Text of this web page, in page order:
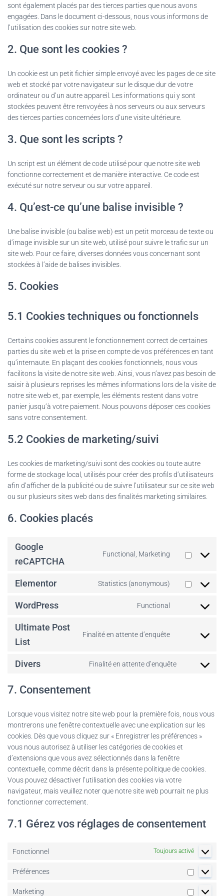
sont également placés par des tierces parties que nous avons
engagées. Dans le document ci-dessous, nous vous informons de
l’utilisation des cookies sur notre site web.
2. Que sont les cookies ?
Un cookie est un petit fichier simple envoyé avec les pages de ce site
web et stocké par votre navigateur sur le disque dur de votre
ordinateur ou d’un autre appareil. Les informations qui y sont
stockées peuvent être renvoyées à nos serveurs ou aux serveurs
des tierces parties concernées lors d’une visite ultérieure.
3. Que sont les scripts ?
Un script est un élément de code utilisé pour que notre site web
fonctionne correctement et de manière interactive. Ce code est
exécuté sur notre serveur ou sur votre appareil.
4. Qu’est-ce qu’une balise invisible ?
Une balise invisible (ou balise web) est un petit morceau de texte ou
d’image invisible sur un site web, utilisé pour suivre le trafic sur un
site web. Pour ce faire, diverses données vous concernant sont
stockées à l’aide de balises invisibles.
5. Cookies
5.1 Cookies techniques ou fonctionnels
Certains cookies assurent le fonctionnement correct de certaines
parties du site web et la prise en compte de vos préférences en tant
qu’internaute. En plaçant des cookies fonctionnels, nous vous
facilitons la visite de notre site web. Ainsi, vous n’avez pas besoin de
saisir à plusieurs reprises les mêmes informations lors de la visite de
notre site web et, par exemple, les éléments restent dans votre
panier jusqu’à votre paiement. Nous pouvons déposer ces cookies
sans votre consentement.
5.2 Cookies de marketing/suivi
Les cookies de marketing/suivi sont des cookies ou toute autre
forme de stockage local, utilisés pour créer des profils d’utilisateurs
afin d’afficher de la publicité ou de suivre l’utilisateur sur ce site web
ou sur plusieurs sites web dans des finalités marketing similaires.
6. Cookies placés
Google
reCAPTCHA
Functional, Marketing
Consent
service
Elementor Statistics (anonymous)
Consent
WordPress Functional
Consent
Ultimate Post
List
Finalité en attente d’enquête
Consent
Divers Finalité en attente d’enquête
Consent
7. Consentement
Lorsque vous visitez notre site web pour la première fois, nous vous
montrerons une fenêtre contextuelle avec une explication sur les
cookies. Dès que vous cliquez sur « Enregistrer les préférences »
vous nous autorisez à utiliser les catégories de cookies et
d’extensions que vous avez sélectionnés dans la fenêtre
contextuelle, comme décrit dans la présente politique de cookies.
Vous pouvez désactiver l’utilisation des cookies via votre
navigateur, mais veuillez noter que notre site web pourrait ne plus
fonctionner correctement.
7.1 Gérez vos réglages de consentement
Fonctionnel Toujours activé
Préférences
Marketing